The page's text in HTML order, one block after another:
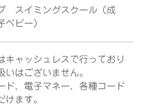
スイミングスクール（成
ベビー）
キャッシュレスで行っており
いはございません。
ド、電子マネー、各種コード
けます。